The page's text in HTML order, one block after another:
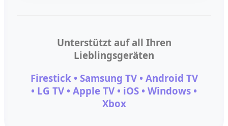
Unterstützt auf all Ihren
Lieblingsgeräten
Firestick • Samsung TV • Android TV
• LG TV • Apple TV • iOS • Windows •
Xbox